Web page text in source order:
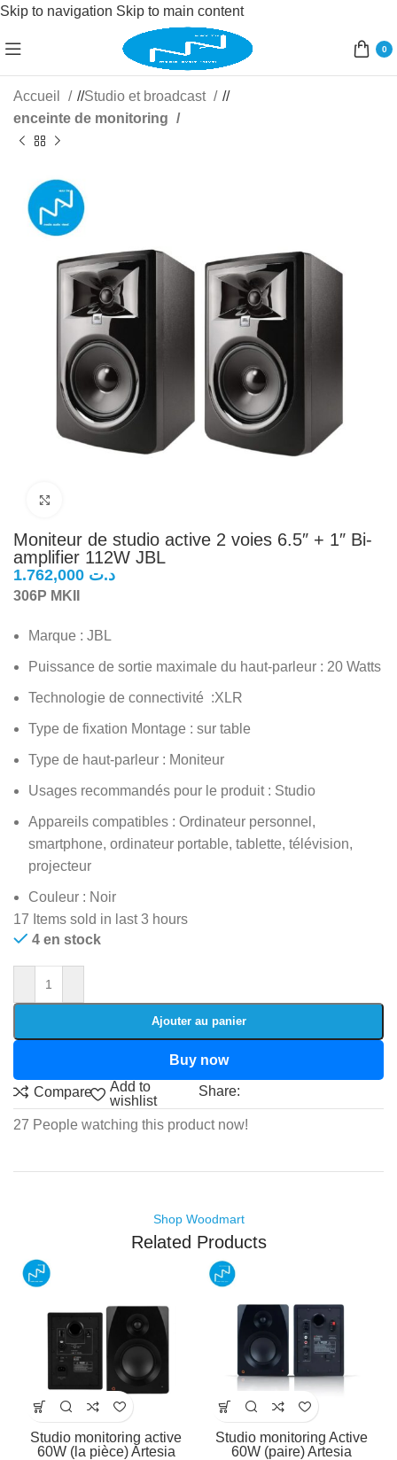
Skip to navigation Skip to main content
0
Accueil / Studio et broadcast
/
enceinte de monitoring
Moniteur de studio active 2 voies 6.5″ + 1″ Bi-
amplifier 112W JBL
د.ت
306P MKII
Marque : JBL
Puissance de sortie maximale du haut-parleur : 20 Watts
Technologie de connectivité :XLR
Type de fixation Montage : sur table
Type de haut-parleur : Moniteur
Usages recommandés pour le produit : Studio
Appareils compatibles : Ordinateur personnel,
smartphone, ordinateur portable, tablette, télévision,
projecteur
Couleur : Noir
17 Items sold in last 3 hours
4 en stock
Ajouter au panier
Buy now
Compare
Add to
wishlist
Share:
27 People watching this product now!
Shop Woodmart
Related Products
Studio monitoring active
60W (la pièce) Artesia
Studio monitoring Active
60W (paire) Artesia